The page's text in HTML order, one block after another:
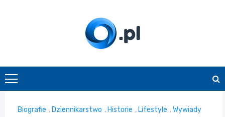
O.pl
Biografie , Dziennikarstwo , Historie , Lifestyle ,Wywiady